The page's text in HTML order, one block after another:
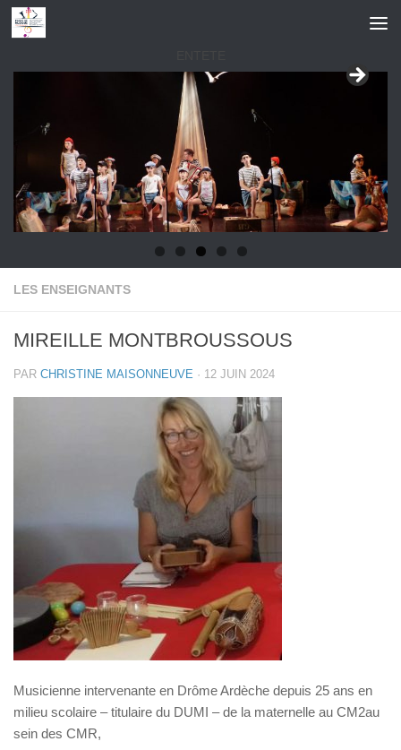
Skip to content
LES ENSEIGNANTS
MIREILLE MONTBROUSSOUS
PAR CHRISTINE MAISONNEUVE · 12 JUIN 2024
Musicienne intervenante en Drôme Ardèche depuis 25 ans en
milieu scolaire – titulaire du DUMI – de la maternelle au CM2au
sein des CMR,